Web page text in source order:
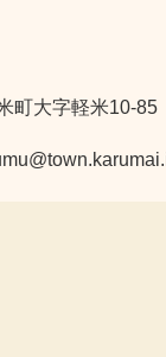
町大字軽米10-85